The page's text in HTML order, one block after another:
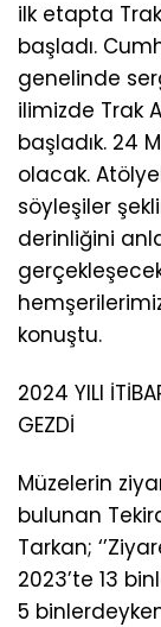
ilk etapta
başladı.
genelinde
ilimizde Trak
başladık. 24
olacak.
söyleşiler
derinliğini
konuştu.
2024 YILI
GEZDİ
Müzelerin
bulunan
Tarkan;
2023’te 13
5